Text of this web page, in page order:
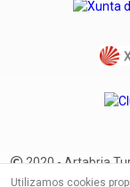
2020 - Artabria
(A Coruña) - Spain
Utilizamos cookies